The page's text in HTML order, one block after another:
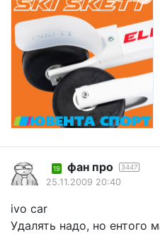
19 фан про 3447
25.11.2009 20:40
ivo car
Удалять надо, но ентого